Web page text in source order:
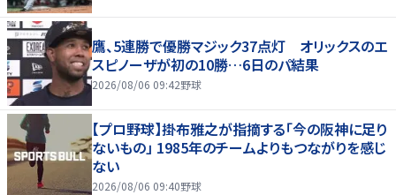
鷹、5連勝で優勝マジック37点灯 オリックスのエ
スピノーザが初の10勝…6日のパ結果
2026/08/06 09:42野球
【プロ野球】掛布雅之が指摘する「今の阪神に足り
ないもの」 1985年のチームよりもつながりを感じ
ない
2026/08/06 09:40野球